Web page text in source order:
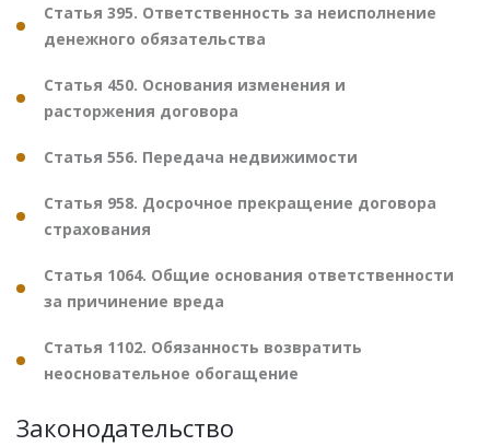
Статья 395. Ответственность за неисполнение
денежного обязательства
Статья 450. Основания изменения и
расторжения договора
Статья 556. Передача недвижимости
Статья 958. Досрочное прекращение договора
страхования
Статья 1064. Общие основания ответственности
за причинение вреда
Статья 1102. Обязанность возвратить
неосновательное обогащение
Законодательство